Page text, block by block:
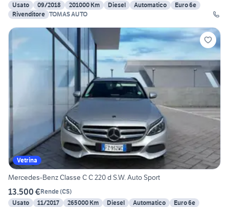
Usato
09/2018 201000 Km Diesel Automatico
Euro 6e
Rivenditore TOMAS AUTO
Vetrina
Mercedes-Benz Classe C C 220 d S.W. Auto Sport
13.500 €Rende(CS)
Usato
11/2017 265000 Km Diesel Automatico
Euro 6e